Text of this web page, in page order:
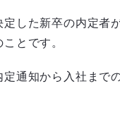
した新卒の内定者
とです。
通知から入社まで